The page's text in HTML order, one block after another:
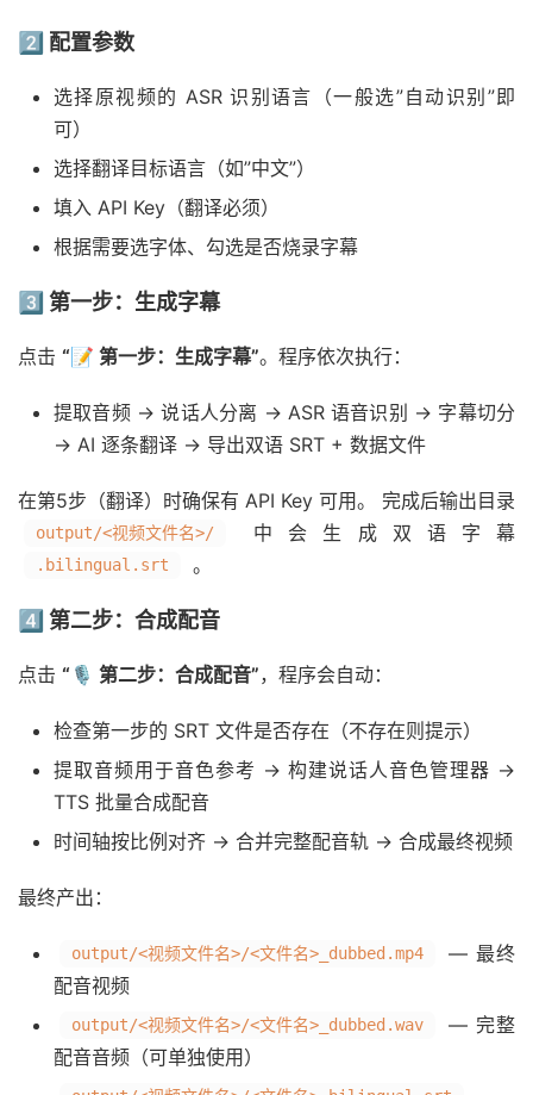
2️⃣ 配置参数
选择原视频的 ASR 识别语言（一般选”自动识别”即
可）
选择翻译目标语言（如”中文”）
填入 API Key（翻译必须）
根据需要选字体、勾选是否烧录字幕
3️⃣ 第一步：生成字幕
点击 “📝 第一步：生成字幕”。程序依次执行：
提取音频 → 说话人分离 → ASR 语音识别 → 字幕切分
→ AI 逐条翻译 → 导出双语 SRT + 数据文件
在第5步（翻译）时确保有 API Key 可用。 完成后输出目录
output/<视频文件名>/ 中会生成双语字幕
.bilingual.srt 。
4️⃣ 第二步：合成配音
点击 “🎙️ 第二步：合成配音”，程序会自动：
检查第一步的 SRT 文件是否存在（不存在则提示）
提取音频用于音色参考 → 构建说话人音色管理器 →
TTS 批量合成配音
时间轴按比例对齐 → 合并完整配音轨 → 合成最终视频
最终产出：
output/<视频文件名>/<文件名>_dubbed.mp4
— 最终
配音视频
output/<视频文件名>/<文件名>_dubbed.wav
— 完整
配音音频（可单独使用）